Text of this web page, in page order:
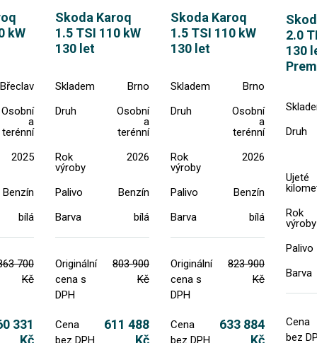
kW
Břeclav
Osobní
a
terénní
2025
Benzín
bílá
700
Kč
331
Kč
Skoda Karoq
1.5 TSI 110 kW
130 let
Skladem
Brno
Druh
Osobní
a
terénní
Rok
výroby
2026
Palivo
Benzín
Barva
bílá
Originální
cena s
DPH
803 900
Kč
Cena
bez DPH
611 488
Kč
Skoda Karoq
1.5 TSI 110 kW
130 let
Skladem
Brno
Druh
Osobní
a
terénní
Rok
výroby
2026
Palivo
Benzín
Barva
bílá
Originální
cena s
DPH
823 900
Kč
Cena
bez DPH
633 884
Kč
2.0
130
Druh
Ujeté
Rok
výroby
Palivo
Barva
Cena
bez